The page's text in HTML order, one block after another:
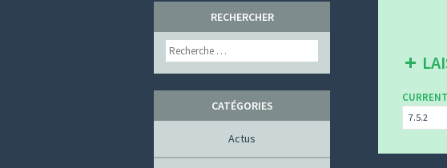
TO
CONTENT
RECHERCHER
Search
CATÉGORIES
Actus